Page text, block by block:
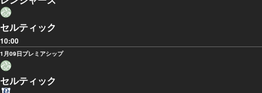
セルティック
10:00
1月09日プレミアシップ
セルティック